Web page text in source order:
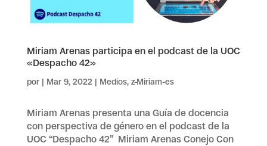
Miriam Arenas participa en el podcast de la UOC
«Despacho 42»
por | Mar 9, 2022| Medios, z-Miriam-es
Miriam Arenas presenta una Guía de docencia
con perspectiva de género en el podcast de la
UOC “Despacho 42” Miriam Arenas Conejo Con